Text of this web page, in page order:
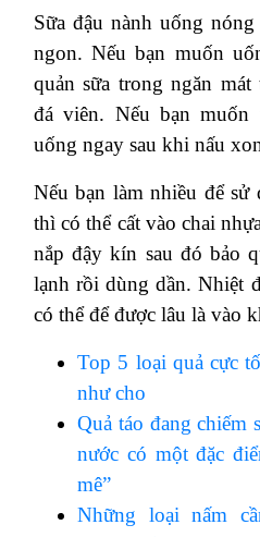
Sữa đậu nành uống
ngon. Nếu bạn muốn
quản sữa trong ngăn
đá viên. Nếu bạn
uống ngay sau khi nấu
Nếu bạn làm nhiều để
thì có thể cất vào chai
nắp đậy kín sau đó bảo
lạnh rồi dùng dần. Nhiệt
có thể để được lâu là vào
Top 5 loại quả cực
như cho
Quả táo đang chiếm
nước có một đặc
mê”
Những loại nấm